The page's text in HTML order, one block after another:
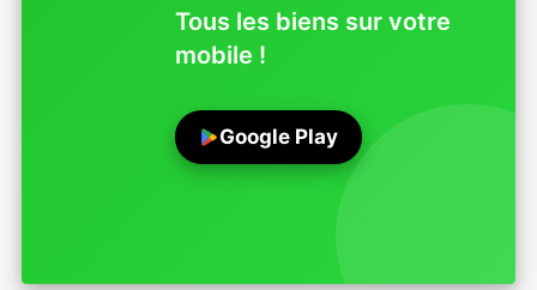
Tous les biens sur votre
mobile !
Google Play